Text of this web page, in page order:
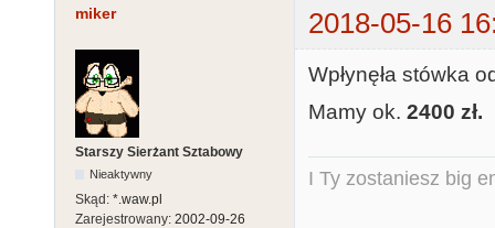
miker 2018-05-16
Starszy Sierżant Sztabowy
Nieaktywny
Skąd: *.waw.pl
Zarejestrowany: 2002-09-26
Wpłynęła stówka
Mamy ok. 2400 zł.
I Ty zostaniesz big